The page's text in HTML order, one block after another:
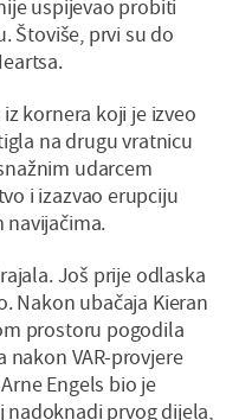
uspijevao probiti
Štoviše, prvi su do
kornera koji je izveo
na drugu vratnicu
udarcem
i izazvao erupciju
Još prije odlaska
Nakon ubačaja Kieran
prostoru pogodila
nakon VAR-provjere
Engels bio je
nadoknadi prvog dijela,